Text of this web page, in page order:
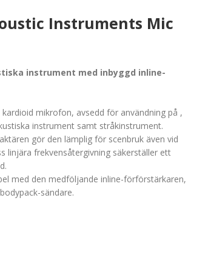
Instruments Mic
instrument med inbyggd inline-
mikrofon, avsedd för användning på ,
instrument samt stråkinstrument.
gör den lämplig för scenbruk även vid
linjära frekvensåtergivning säkerställer ett
med den medföljande inline-förförstärkaren,
sändare.